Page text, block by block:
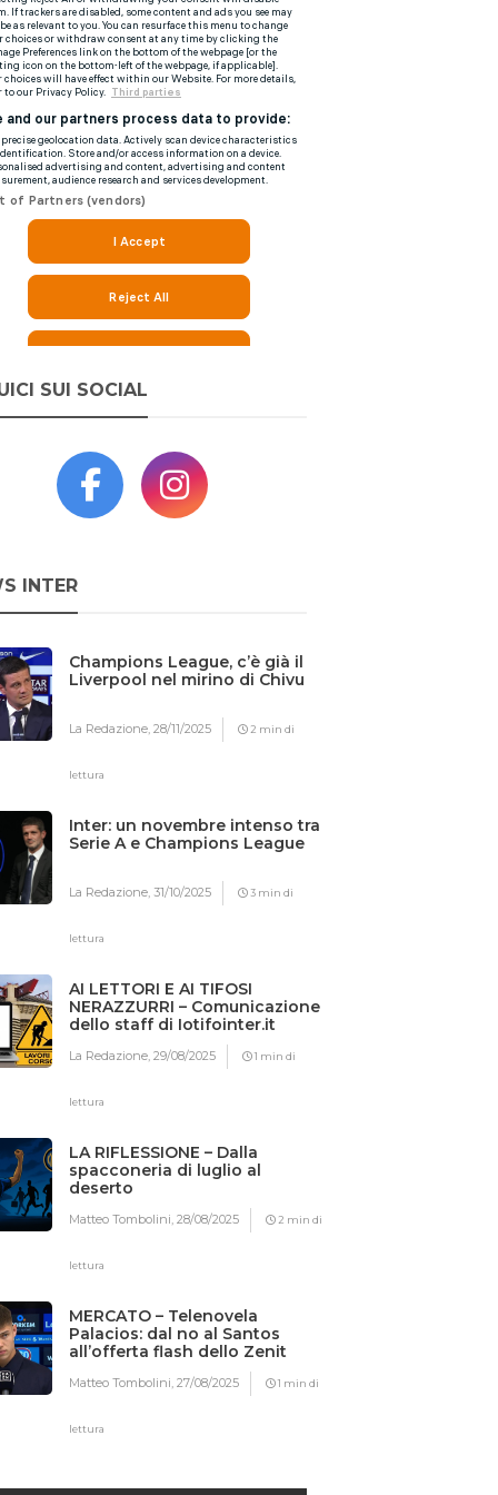
SUI SOCIAL
INTER
Champions League, c’è già il
Liverpool nel mirino di Chivu
La Redazione,28/11/2025 2 min di
lettura
Inter: un novembre intenso tra
Serie A e Champions League
La Redazione,31/10/2025 3 min di
lettura
AI LETTORI E AI TIFOSI
NERAZZURRI – Comunicazione
dello staff di Iotifointer.it
La Redazione,29/08/2025 1 min di
lettura
LA RIFLESSIONE – Dalla
spacconeria di luglio al
deserto
Matteo Tombolini,28/08/2025 2 min di
lettura
MERCATO – Telenovela
Palacios: dal no al Santos
all’offerta flash dello Zenit
Matteo Tombolini,27/08/2025 1 min di
lettura